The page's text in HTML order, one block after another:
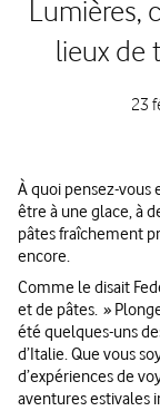
Lumières,
lieux de
23
À quoi pensez-vous
être à une glace, à
pâtes fraîchement
encore.
Comme le disait
et de pâtes. »
été quelques-uns
d’Italie. Que vous
d’expériences de
aventures estivales